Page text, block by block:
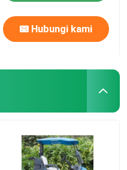
Hubungi kami